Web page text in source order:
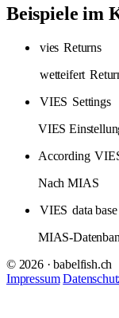
Beispiele im
vies Returns
wetteifert
VIES Settings
VIES
According
Nach MIAS
VIES data base
MIAS-
© 2026 · babelfish.ch
Impressum